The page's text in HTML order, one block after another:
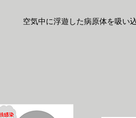
空気中に浮遊した病原体を吸い